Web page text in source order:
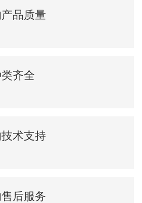
品质量
齐全
术支持
后服务